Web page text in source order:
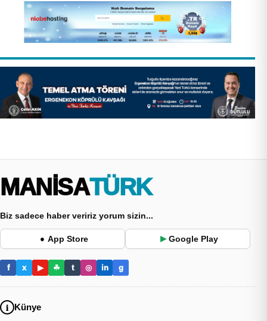
MANİSA TÜRK
Biz sadece haber veririz yorum sizin...
● App Store ▶ Google Play
f x ▶ ☘ t ◎ in g
Künye